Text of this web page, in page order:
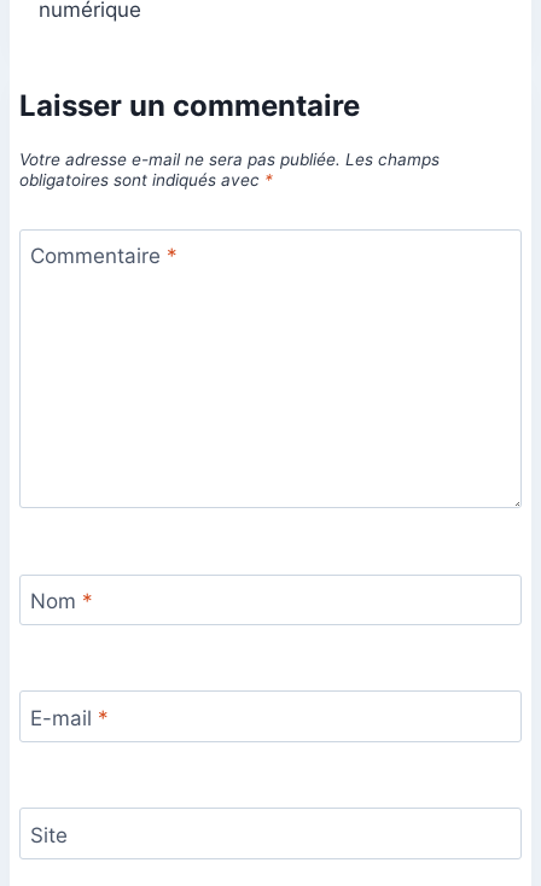
numérique
Laisser un commentaire
Votre adresse e-mail ne sera pas publiée. Les champs
obligatoires sont indiqués avec *
Commentaire *
Nom *
E-mail *
Site